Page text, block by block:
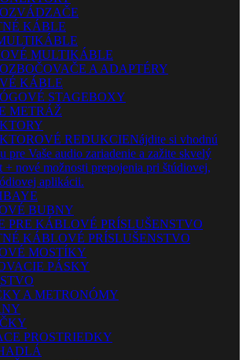
KÁBLE
MULTIKÁBLE
A ADAPTÉRY
KÁBLE
STAGEBOXY
METRÁŽ
REDUKCIENájdite si vhodnú
pre Vaše audio zariadenie a zažite skvelý
+ nové možnosti prepojenia pri štúdiovej,
aplikácii.
BUBNY
PRE KÁBLOVÉ PRÍSLUŠENSTVO
KÁBLOVÉ PRÍSLUŠENSTVO
MOSTÍKY
PÁSKY
A METRONÓMY
PROSTRIEDKY